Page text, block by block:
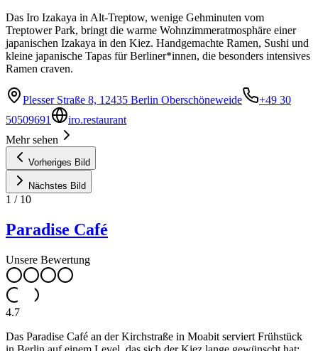
Das Iro Izakaya in Alt-Treptow, wenige Gehminuten vom
Treptower Park, bringt die warme Wohnzimmeratmosphäre einer
japanischen Izakaya in den Kiez. Handgemachte Ramen, Sushi und
kleine japanische Tapas für Berliner*innen, die besonders intensives
Ramen craven.
Plesser Straße 8, 12435 Berlin Oberschöneweide
+49 30
50509691
iro.restaurant
Mehr sehen
Vorheriges Bild
Nächstes Bild
1 / 10
Paradise Café
Unsere Bewertung
4.7
Das Paradise Café an der Kirchstraße in Moabit serviert Frühstück